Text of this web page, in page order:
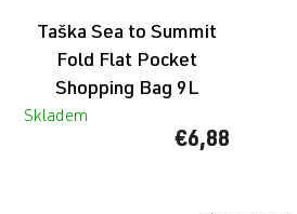
Taška Sea to Summit
Fold Flat Pocket
Shopping Bag 9L
Skladem
€6,88